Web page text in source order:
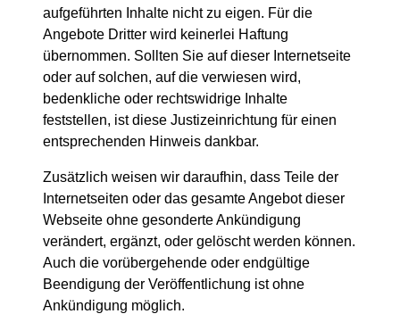
aufgeführten Inhalte nicht zu eigen. Für die
Angebote Dritter wird keinerlei Haftung
übernommen. Sollten Sie auf dieser Internetseite
oder auf solchen, auf die verwiesen wird,
bedenkliche oder rechtswidrige Inhalte
feststellen, ist diese Justizeinrichtung für einen
entsprechenden Hinweis dankbar.
Zusätzlich weisen wir daraufhin, dass Teile der
Internetseiten oder das gesamte Angebot dieser
Webseite ohne gesonderte Ankündigung
verändert, ergänzt, oder gelöscht werden können.
Auch die vorübergehende oder endgültige
Beendigung der Veröffentlichung ist ohne
Ankündigung möglich.